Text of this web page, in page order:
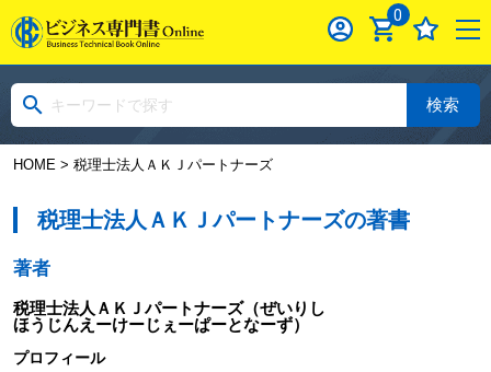
0
検索
HOME> 税理士法人ＡＫＪパートナーズ
税理士法人ＡＫＪパートナーズの著書
著者
税理士法人ＡＫＪパートナーズ（ぜいりし
ほうじんえーけーじぇーぱーとなーず）
プロフィール